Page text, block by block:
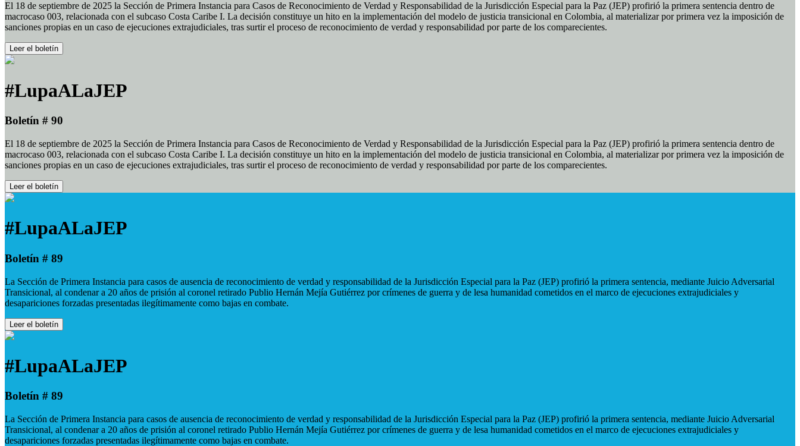
El 18 de septiembre de 2025 la Sección de Primera Instancia para Casos de Reconocimiento de Verdad y Responsabilidad de la Jurisdicción Especial para la Paz (JEP) profirió la primera sentencia dentro de
macrocaso 003, relacionada con el subcaso Costa Caribe I. La decisión constituye un hito en la implementación del modelo de justicia transicional en Colombia, al materializar por primera vez la imposición de
sanciones propias en un caso de ejecuciones extrajudiciales, tras surtir el proceso de reconocimiento de verdad y responsabilidad por parte de los comparecientes.
Leer el boletín
#LupaALaJEP
Boletín # 90
El 18 de septiembre de 2025 la Sección de Primera Instancia para Casos de Reconocimiento de Verdad y Responsabilidad de la Jurisdicción Especial para la Paz (JEP) profirió la primera sentencia dentro de
macrocaso 003, relacionada con el subcaso Costa Caribe I. La decisión constituye un hito en la implementación del modelo de justicia transicional en Colombia, al materializar por primera vez la imposición de
sanciones propias en un caso de ejecuciones extrajudiciales, tras surtir el proceso de reconocimiento de verdad y responsabilidad por parte de los comparecientes.
Leer el boletín
#LupaALaJEP
Boletín # 89
La Sección de Primera Instancia para casos de ausencia de reconocimiento de verdad y responsabilidad de la Jurisdicción Especial para la Paz (JEP) profirió la primera sentencia, mediante Juicio Adversarial
Transicional, al condenar a 20 años de prisión al coronel retirado Publio Hernán Mejía Gutiérrez por crímenes de guerra y de lesa humanidad cometidos en el marco de ejecuciones extrajudiciales y
desapariciones forzadas presentadas ilegítimamente como bajas en combate.
Leer el boletín
#LupaALaJEP
Boletín # 89
La Sección de Primera Instancia para casos de ausencia de reconocimiento de verdad y responsabilidad de la Jurisdicción Especial para la Paz (JEP) profirió la primera sentencia, mediante Juicio Adversarial
Transicional, al condenar a 20 años de prisión al coronel retirado Publio Hernán Mejía Gutiérrez por crímenes de guerra y de lesa humanidad cometidos en el marco de ejecuciones extrajudiciales y
desapariciones forzadas presentadas ilegítimamente como bajas en combate.